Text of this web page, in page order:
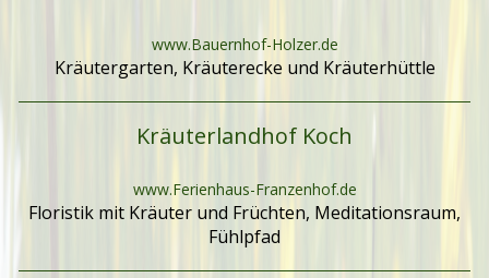
www.Bauernhof-Holzer.de
Kräutergarten, Kräuterecke und Kräuterhüttle
Kräuterlandhof Koch
www.Ferienhaus-Franzenhof.de
Floristik mit Kräuter und Früchten, Meditationsraum,
Fühlpfad